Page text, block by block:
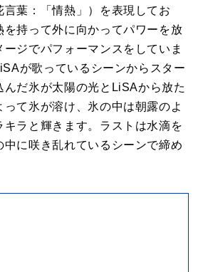
⾔葉：「情熱」）を表現してお
を持って外に向かってパワーを放
ージでパフォーマンスをしていま
が歌っているシーンからスター
んだ氷が太陽の光とLiSAから放た
て氷が溶け、氷の中は朝露のよ
キラと輝きます。ラストは⽔滴を
中に咲き乱れているシーンで締め